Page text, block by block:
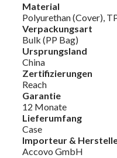
Material
Polyurethan (Cover),
Verpackungsart
Bulk (PP Bag)
Ursprungsland
China
Zertifizierungen
Reach
Garantie
12 Monate
Lieferumfang
Case
Importeur &
Accovo GmbH